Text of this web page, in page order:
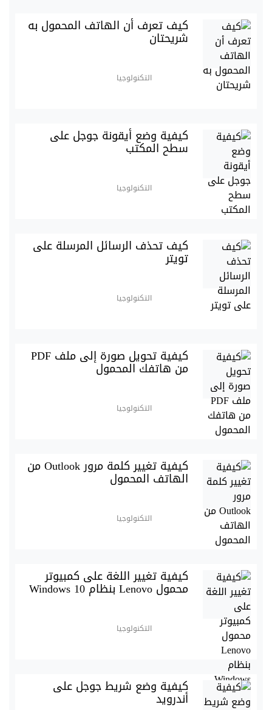
كيف تعرف أن الهاتف المحمول به
شريحتان
التكنولوجيا
كيفية وضع أيقونة جوجل على
سطح المكتب
التكنولوجيا
كيف تحذف الرسائل المرسلة على
تويتر
التكنولوجيا
كيفية تحويل صورة إلى ملف PDF
من هاتفك المحمول
التكنولوجيا
كيفية تغيير كلمة مرور Outlook من
الهاتف المحمول
التكنولوجيا
كيفية تغيير اللغة على كمبيوتر
محمول Lenovo بنظام Windows 10
التكنولوجيا
كيفية وضع شريط جوجل على
أندرويد